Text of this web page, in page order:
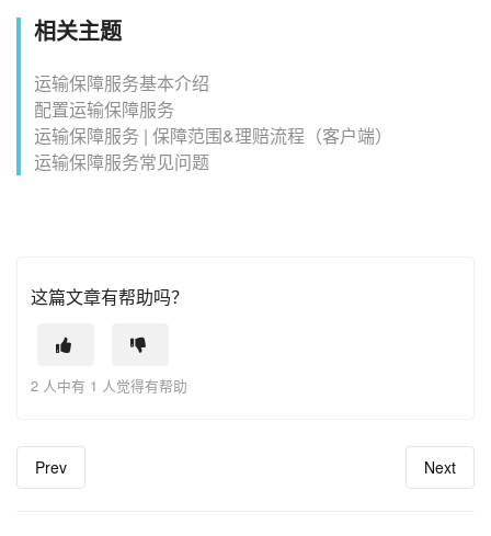
相关主题
运输保障服务基本介绍
配置运输保障服务
运输保障服务 | 保障范围&理赔流程（客户端）
运输保障服务常见问题
这篇文章有帮助吗？
2 人中有 1 人觉得有帮助
Prev Next